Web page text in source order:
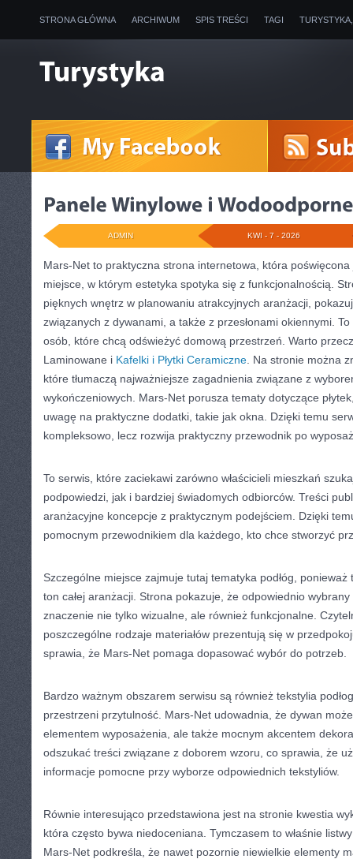
STRONA GŁÓWNA ARCHIWUM SPIS TREŚCI TAGI
KWI - 7 - 2026
ADMIN
Mars-Net to praktyczna strona internetowa, która
miejsce, w którym estetyka spotyka się z funkcjonalnością.
pięknych wnętrz w planowaniu atrakcyjnych aranżacji,
związanych z dywanami, a także z przesłonami okiennymi.
osób, które chcą odświeżyć domową przestrzeń. Warto
Laminowane i Kafelki i Płytki Ceramiczne . Na stronie można
które tłumaczą najważniejsze zagadnienia związane z
wykończeniowych. Mars-Net porusza tematy dotyczące
uwagę na praktyczne dodatki, takie jak okna. Dzięki temu
kompleksowo, lecz rozwija praktyczny przewodnik po
To serwis, które zaciekawi zarówno właścicieli mieszkań
podpowiedzi, jak i bardziej świadomych odbiorców. Treści
aranżacyjne koncepcje z praktycznym podejściem. Dzięki
pomocnym przewodnikiem dla każdego, kto chce stworzyć
Szczególne miejsce zajmuje tutaj tematyka podłóg, ponieważ
ton całej aranżacji. Strona pokazuje, że odpowiednio wybrany
znaczenie nie tylko wizualne, ale również funkcjonalne.
poszczególne rodzaje materiałów prezentują się w
sprawia, że Mars-Net pomaga dopasować wybór do potrzeb.
Bardzo ważnym obszarem serwisu są również tekstylia
przestrzeni przytulność. Mars-Net udowadnia, że dywan
elementem wyposażenia, ale także mocnym akcentem
odszukać treści związane z doborem wzoru, co sprawia, że
informacje pomocne przy wyborze odpowiednich tekstyliów.
Równie interesująco przedstawiona jest na stronie kwestia
która często bywa niedoceniana. Tymczasem to właśnie
Mars-Net podkreśla, że nawet pozornie niewielkie elementy